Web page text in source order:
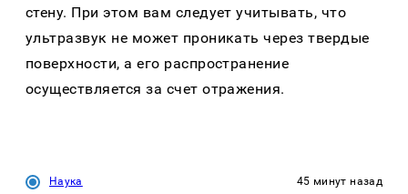
стену. При этом вам следует учитывать, что
ультразвук не может проникать через твердые
поверхности, а его распространение
осуществляется за счет отражения.
Наука 45 минут назад